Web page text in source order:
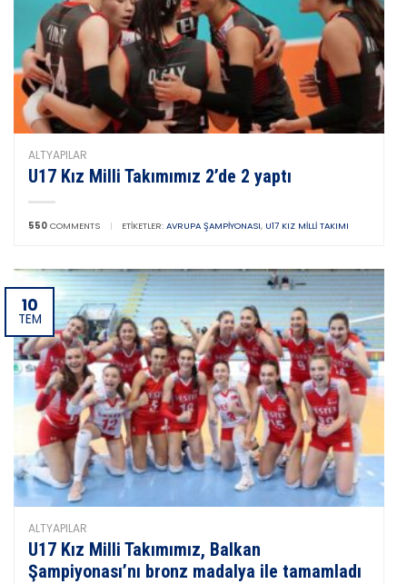
ALTYAPILAR
U17 Kız Milli Takımımız 2’de 2 yaptı
550 COMMENTS | ETIKETLER: AVRUPA ŞAMPIYONASI, U17 KIZ MILLI TAKIMI
10
TEM
ALTYAPILAR
U17 Kız Milli Takımımız, Balkan
Şampiyonası’nı bronz madalya ile tamamladı